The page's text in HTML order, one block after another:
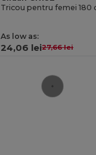
Tricou pentru femei 180
As low as:
24,06 lei27,66 lei